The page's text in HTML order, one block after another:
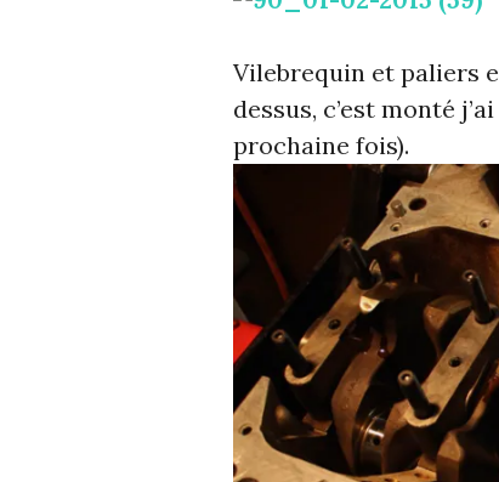
Vilebrequin et paliers
dessus, c’est monté
prochaine fois).